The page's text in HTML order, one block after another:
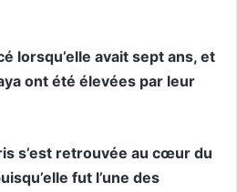
lorsqu’elle avait sept ans, et
ont été élevées par leur
s’est retrouvée au cœur du
fut l’une des